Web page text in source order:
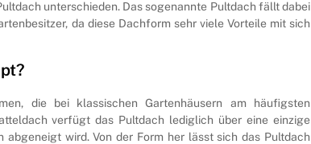
unterschieden. Das sogenannte Pultdach fällt dabei
da diese Dachform sehr viele Vorteile mit sich
die bei klassischen Gartenhäusern am häufigsten
verfügt das Pultdach lediglich über eine einzige
wird. Von der Form her lässt sich das Pultdach